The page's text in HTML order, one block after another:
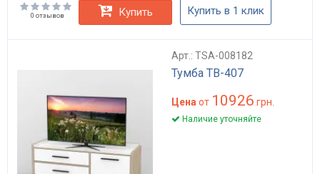
0 отзывов Купить Купить в 1 клик
Арт.: TSA-008182
Тумба ТВ-407
Цена от 10926 грн.
Наличие уточняйте